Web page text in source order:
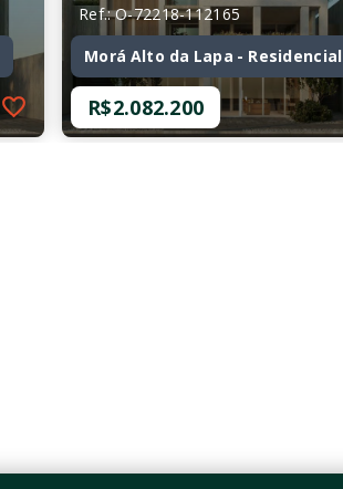
Ref.: O-72218-112165
Morá Alto da Lapa - Residencial
R$2.082.200